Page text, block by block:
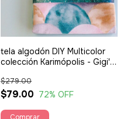
tela algodón DIY Multicolor
colección Karimópolis - Gigi's
$79.00
$279.00
72% OFF